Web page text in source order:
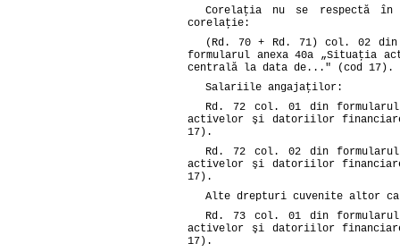
Corelaţia nu se respectă în
corelaţie:
(Rd. 70 + Rd. 71) col. 02
formularul anexa 40a
centrală la data de..." (cod 17).
Salariile angajaţilor:
Rd. 72 col. 01 din
activelor şi datoriilor
17).
Rd. 72 col. 02 din
activelor şi datoriilor
17).
Alte drepturi cuvenite altor
Rd. 73 col. 01 din
activelor şi datoriilor
17).